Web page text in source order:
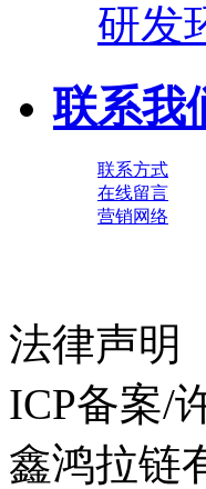
研发
联系我
联系方式
在线留言
营销网络
法律声
ICP备案/
鑫鸿拉链